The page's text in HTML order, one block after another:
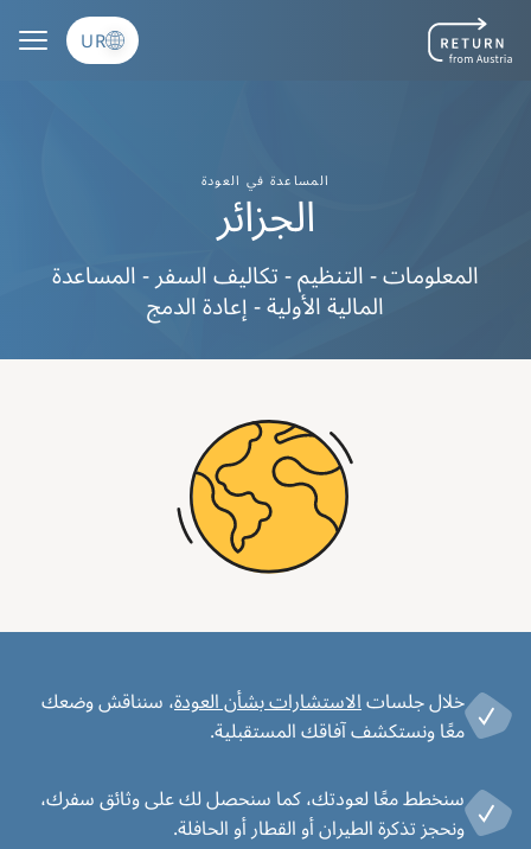
UR
المساعدة في العودة
الجزائر
المعلومات - التنظيم - تكاليف السفر - المساعدة
المالية الأولية - إعادة الدمج
خلال جلسات الاستشارات بشأن العودة، سنناقش وضعك
معًا ونستكشف آفاقك المستقبلية.
سنخطط معًا لعودتك، كما سنحصل لك على وثائق سفرك،
ونحجز تذكرة الطيران أو القطار أو الحافلة.